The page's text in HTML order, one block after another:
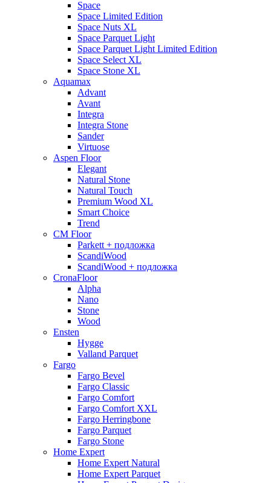
Space
Space Limited Edition
Space Nuts XL
Space Parquet Light
Space Parquet Light Limited Edition
Space Select XL
Space Stone XL
Aquamax
Advant
Avant
Integra
Integra Stone
Sander
Virtuose
Aspen Floor
Elegant
Natural Stone
Natural Touch
Premium Wood XL
Smart Choice
Trend
CM Floor
Parkett + подложка
ScandiWood
ScandiWood + подложка
CronaFloor
Alpha
Nano
Stone
Wood
Ensten
Hygge
Valland Parquet
Fargo
Fargo Bevel
Fargo Classic
Fargo Comfort
Fargo Comfort XXL
Fargo Herringbone
Fargo Parquet
Fargo Stone
Home Expert
Home Expert Natural
Home Expert Parquet